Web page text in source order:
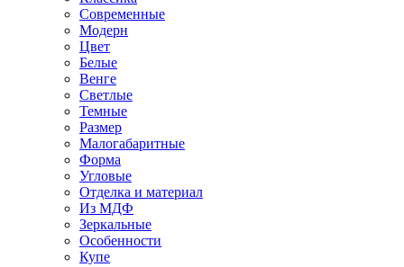
Современные
Модерн
Цвет
Белые
Венге
Светлые
Темные
Размер
Малогабаритные
Форма
Угловые
Отделка и материал
Из МДФ
Зеркальные
Особенности
Купе